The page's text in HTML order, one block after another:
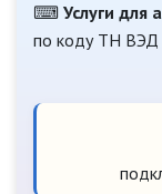
⌨ Услуги для
по коду ТН